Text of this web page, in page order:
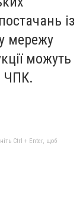
із
мережу
можуть
ЧПК.
Ctrl + Enter, щоб